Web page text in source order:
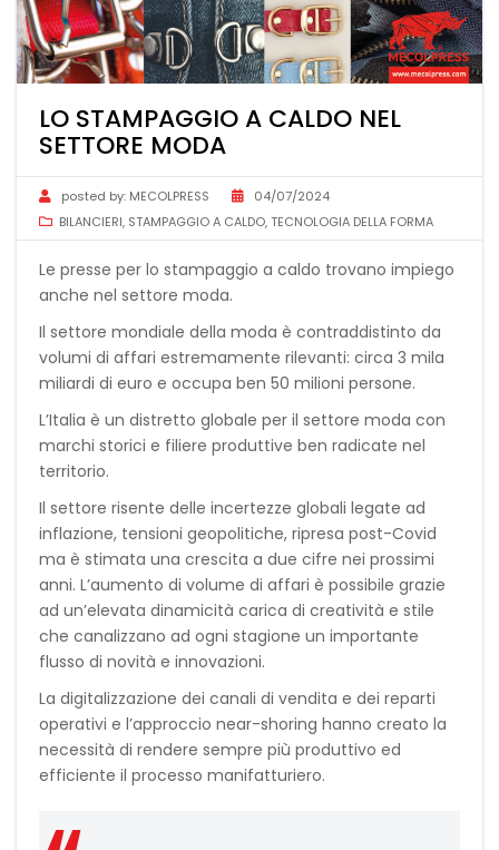
LO STAMPAGGIO A CALDO NEL
SETTORE MODA
posted by: MECOLPRESS
04/07/2024
BILANCIERI, STAMPAGGIO A CALDO,TECNOLOGIA DELLA FORMA
Le presse per lo stampaggio a caldo trovano impiego
anche nel settore moda.
Il settore mondiale della moda è contraddistinto da
volumi di affari estremamente rilevanti: circa 3 mila
miliardi di euro e occupa ben 50 milioni persone.
L’Italia è un distretto globale per il settore moda con
marchi storici e filiere produttive ben radicate nel
territorio.
Il settore risente delle incertezze globali legate ad
inflazione, tensioni geopolitiche, ripresa post-Covid
ma è stimata una crescita a due cifre nei prossimi
anni. L’aumento di volume di affari è possibile grazie
ad un’elevata dinamicità carica di creatività e stile
che canalizzano ad ogni stagione un importante
flusso di novità e innovazioni.
La digitalizzazione dei canali di vendita e dei reparti
operativi e l’approccio near-shoring hanno creato la
necessità di rendere sempre più produttivo ed
efficiente il processo manifatturiero.